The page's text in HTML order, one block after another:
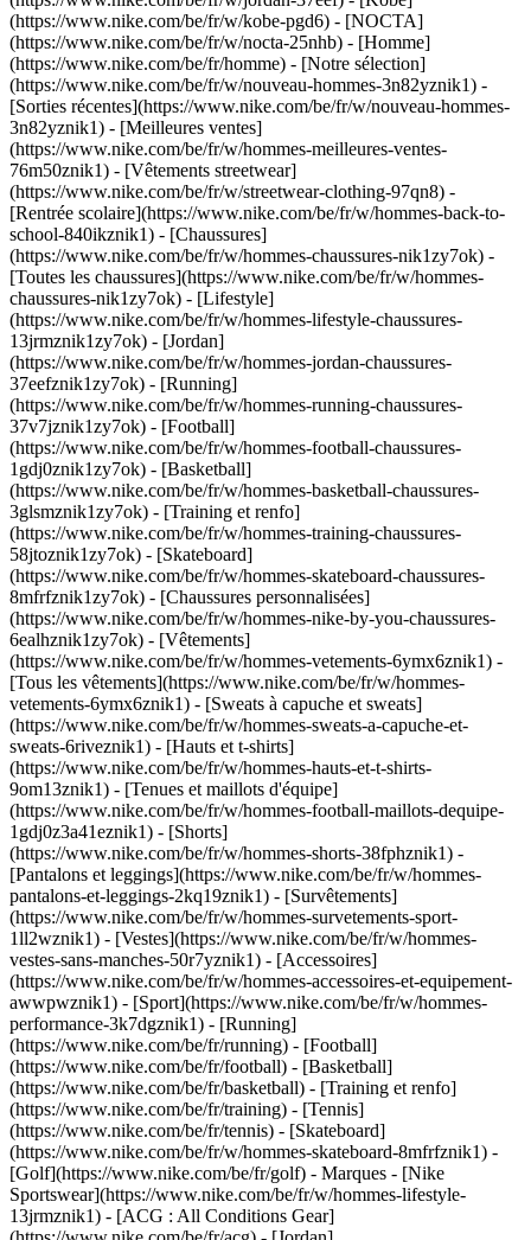
(https://www.nike.com/be/fr/w/kobe-pgd6) - [NOCTA]
(https://www.nike.com/be/fr/w/nocta-25nhb) - [Homme]
(https://www.nike.com/be/fr/homme) - [Notre sélection]
(https://www.nike.com/be/fr/w/nouveau-hommes-3n82yznik1) -
[Sorties récentes](https://www.nike.com/be/fr/w/nouveau-hommes-
3n82yznik1) - [Meilleures ventes]
(https://www.nike.com/be/fr/w/hommes-meilleures-ventes-
76m50znik1) - [Vêtements streetwear]
(https://www.nike.com/be/fr/w/streetwear-clothing-97qn8) -
[Rentrée scolaire](https://www.nike.com/be/fr/w/hommes-back-to-
school-840ikznik1) - [Chaussures]
(https://www.nike.com/be/fr/w/hommes-chaussures-nik1zy7ok) -
[Toutes les chaussures](https://www.nike.com/be/fr/w/hommes-
chaussures-nik1zy7ok) - [Lifestyle]
(https://www.nike.com/be/fr/w/hommes-lifestyle-chaussures-
13jrmznik1zy7ok) - [Jordan]
(https://www.nike.com/be/fr/w/hommes-jordan-chaussures-
37eefznik1zy7ok) - [Running]
(https://www.nike.com/be/fr/w/hommes-running-chaussures-
37v7jznik1zy7ok) - [Football]
(https://www.nike.com/be/fr/w/hommes-football-chaussures-
1gdj0znik1zy7ok) - [Basketball]
(https://www.nike.com/be/fr/w/hommes-basketball-chaussures-
3glsmznik1zy7ok) - [Training et renfo]
(https://www.nike.com/be/fr/w/hommes-training-chaussures-
58jtoznik1zy7ok) - [Skateboard]
(https://www.nike.com/be/fr/w/hommes-skateboard-chaussures-
8mfrfznik1zy7ok) - [Chaussures personnalisées]
(https://www.nike.com/be/fr/w/hommes-nike-by-you-chaussures-
6ealhznik1zy7ok) - [Vêtements]
(https://www.nike.com/be/fr/w/hommes-vetements-6ymx6znik1) -
[Tous les vêtements](https://www.nike.com/be/fr/w/hommes-
vetements-6ymx6znik1) - [Sweats à capuche et sweats]
(https://www.nike.com/be/fr/w/hommes-sweats-a-capuche-et-
sweats-6riveznik1) - [Hauts et t-shirts]
(https://www.nike.com/be/fr/w/hommes-hauts-et-t-shirts-
9om13znik1) - [Tenues et maillots d'équipe]
(https://www.nike.com/be/fr/w/hommes-football-maillots-dequipe-
1gdj0z3a41eznik1) - [Shorts]
(https://www.nike.com/be/fr/w/hommes-shorts-38fphznik1) -
[Pantalons et leggings](https://www.nike.com/be/fr/w/hommes-
pantalons-et-leggings-2kq19znik1) - [Survêtements]
(https://www.nike.com/be/fr/w/hommes-survetements-sport-
1ll2wznik1) - [Vestes](https://www.nike.com/be/fr/w/hommes-
vestes-sans-manches-50r7yznik1) - [Accessoires]
(https://www.nike.com/be/fr/w/hommes-accessoires-et-equipement-
awwpwznik1) - [Sport](https://www.nike.com/be/fr/w/hommes-
performance-3k7dgznik1) - [Running]
(https://www.nike.com/be/fr/running) - [Football]
(https://www.nike.com/be/fr/football) - [Basketball]
(https://www.nike.com/be/fr/basketball) - [Training et renfo]
(https://www.nike.com/be/fr/training) - [Tennis]
(https://www.nike.com/be/fr/tennis) - [Skateboard]
(https://www.nike.com/be/fr/w/hommes-skateboard-8mfrfznik1) -
[Golf](https://www.nike.com/be/fr/golf) - Marques - [Nike
Sportswear](https://www.nike.com/be/fr/w/hommes-lifestyle-
13jrmznik1) - [ACG : All Conditions Gear]